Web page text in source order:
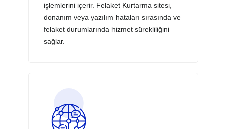
işlemlerini içerir. Felaket Kurtarma sitesi,
donanım veya yazılım hataları sırasında ve
felaket durumlarında hizmet sürekliliğini
sağlar.